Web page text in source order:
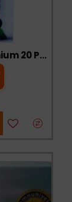
Matcha (Maça) Çayı Premium 20 Poşet